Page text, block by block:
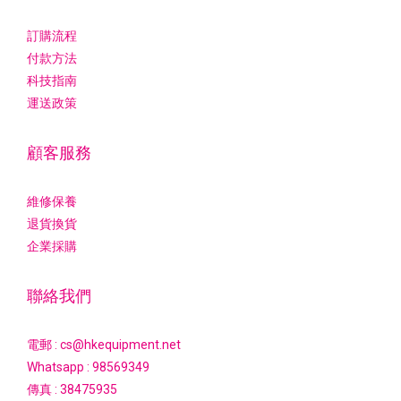
訂購流程
付款方法
科技指南
運送政策
顧客服務
維修保養
退貨換貨
企業採購
聯絡我們
電郵 : cs@hkequipment.net
Whatsapp : 98569349
傳真 : 38475935